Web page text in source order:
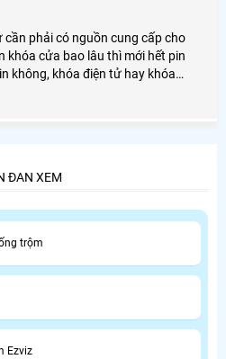
phải có nguồn cung cấp cho
khóa cửa bao lâu thì mới hết pin
không, khóa điện tử hay khóa
ĐAN XEM
trộm
Ezviz